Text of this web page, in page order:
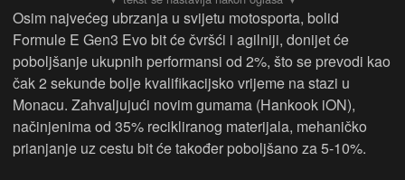
Osim najvećeg ubrzanja u svijetu motosporta, bolid
Formule E Gen3 Evo bit će čvršći i agilniji, donijet će
poboljšanje ukupnih performansi od 2%, što se prevodi kao
čak 2 sekunde bolje kvalifikacijsko vrijeme na stazi u
Monacu. Zahvaljujući novim gumama (Hankook iON),
načinjenima od 35% recikliranog materijala, mehaničko
prianjanje uz cestu bit će također poboljšano za 5-10%.